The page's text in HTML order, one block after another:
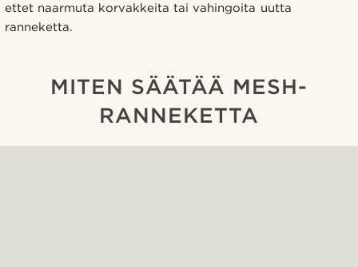
ettet naarmuta korvakkeita tai vahingoita uutta
ranneketta.
MITEN SÄÄTÄÄ MESH-
RANNEKETTA